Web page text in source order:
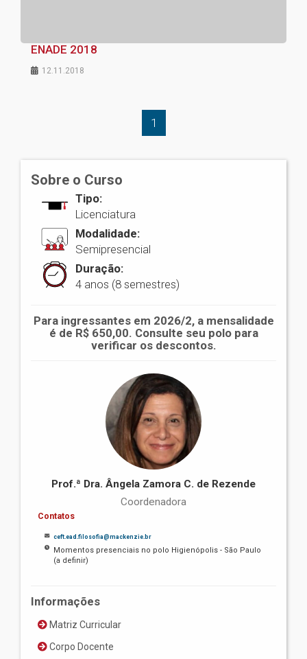
ENADE 2018
12.11.2018
1
Sobre o Curso
Tipo:
Licenciatura
Modalidade:
Semipresencial
Duração:
4 anos (8 semestres)
Para ingressantes em 2026/2, a mensalidade
é de R$ 650,00. Consulte seu polo para
verificar os descontos.
Prof.ª Dra. Ângela Zamora C. de Rezende
Coordenadora
Contatos
ceft.ead.filosofia@mackenzie.br
Momentos presenciais no polo Higienópolis - São Paulo
(a definir)
Informações
Matriz Curricular
Corpo Docente